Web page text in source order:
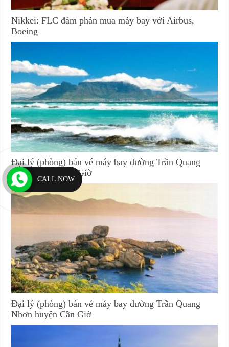
Nikkei: FLC đàm phán mua máy bay với Airbus,
Boeing
Đại lý (phòng) bán vé máy bay đường Trần Quang
Qườn huyện Cần Giờ
Đại lý (phòng) bán vé máy bay đường Trần Quang
Nhơn huyện Cần Giờ
CALL NOW